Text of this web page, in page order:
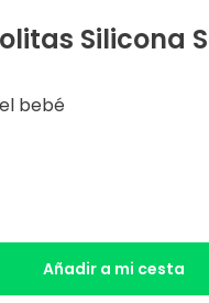
Silicona
bebé
Añadir a mi cesta